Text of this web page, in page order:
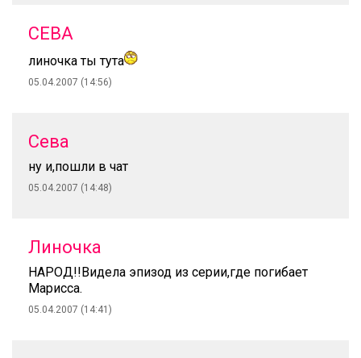
СЕВА
линочка ты тута
05.04.2007 (14:56)
Сева
ну и,пошли в чат
05.04.2007 (14:48)
Линочка
НАРОД!!Видела эпизод из серии,где погибает
Марисса.
05.04.2007 (14:41)